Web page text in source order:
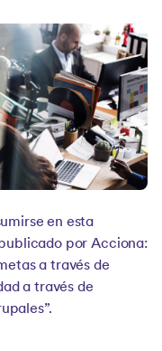
en esta
por Acciona:
a través de
a través de